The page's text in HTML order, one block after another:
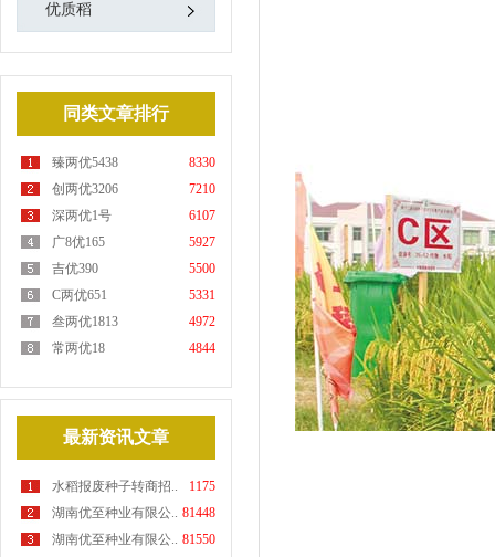
优质稻
同类文章排行
8330
臻两优5438
7210
创两优3206
6107
深两优1号
5927
广8优165
5500
吉优390
5331
C两优651
4972
叁两优1813
4844
常两优18
最新资讯文章
1175
水稻报废种子转商招..
81448
湖南优至种业有限公..
81550
湖南优至种业有限公..